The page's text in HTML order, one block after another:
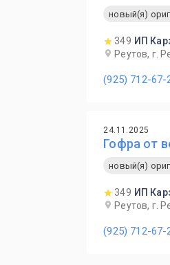
новый(я)
349 ИП
Реутов, г.
(925) 712-67-
24.11.2025
Гофра от
новый(я)
349 ИП
Реутов, г.
(925) 712-67-